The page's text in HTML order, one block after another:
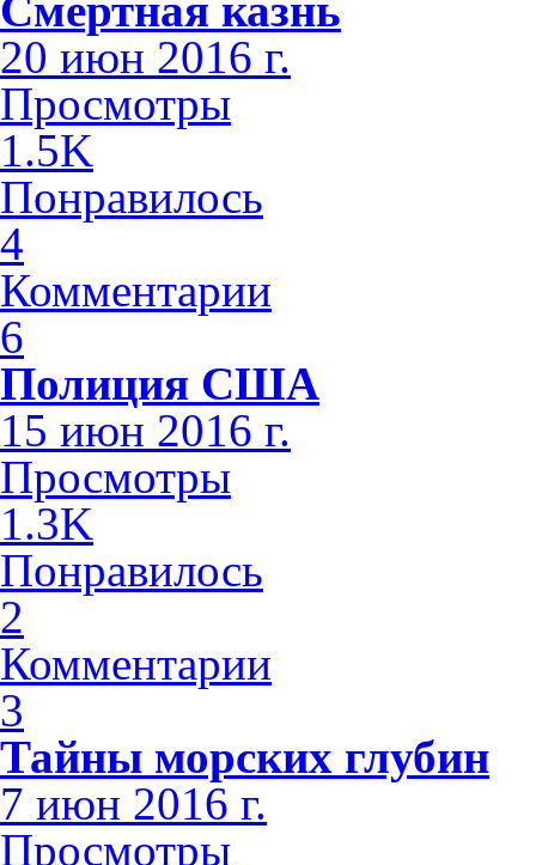
20 июн 2016 г.
Просмотры
1.5K
Понравилось
4
Комментарии
6
Полиция США
15 июн 2016 г.
Просмотры
1.3K
Понравилось
2
Комментарии
3
Тайны морских глубин
7 июн 2016 г.
Просмотры